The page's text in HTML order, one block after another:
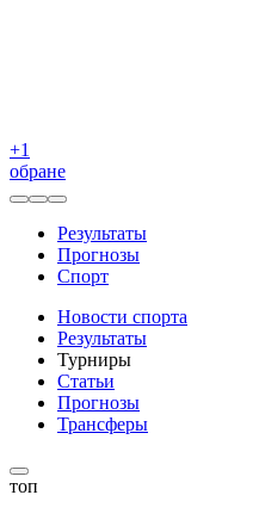
+1
обране
Результаты
Прогнозы
Спорт
Новости спорта
Результаты
Турниры
Статьи
Прогнозы
Трансферы
топ